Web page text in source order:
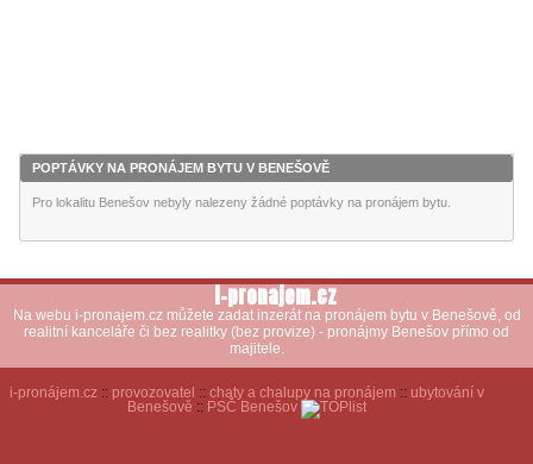
POPTÁVKY NA PRONÁJEM BYTU V BENEŠOVĚ
Pro lokalitu Benešov nebyly nalezeny žádné poptávky na pronájem bytu.
i-pronajem.cz
Na webu i-pronajem.cz můžete zadat inzerát na pronájem bytu v Benešově, od
realitní kanceláře či bez realitky (bez provize) - pronájmy Benešov přímo od
majitele.
i-pronájem.cz:: provozovatel :: chaty a chalupy na pronájem :: ubytování v
Benešově :: PSČ Benešov